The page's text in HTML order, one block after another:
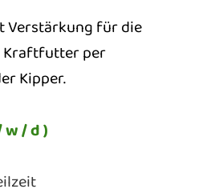
Verstärkung für die
Kraftfutter per
Kipper.
w / d )